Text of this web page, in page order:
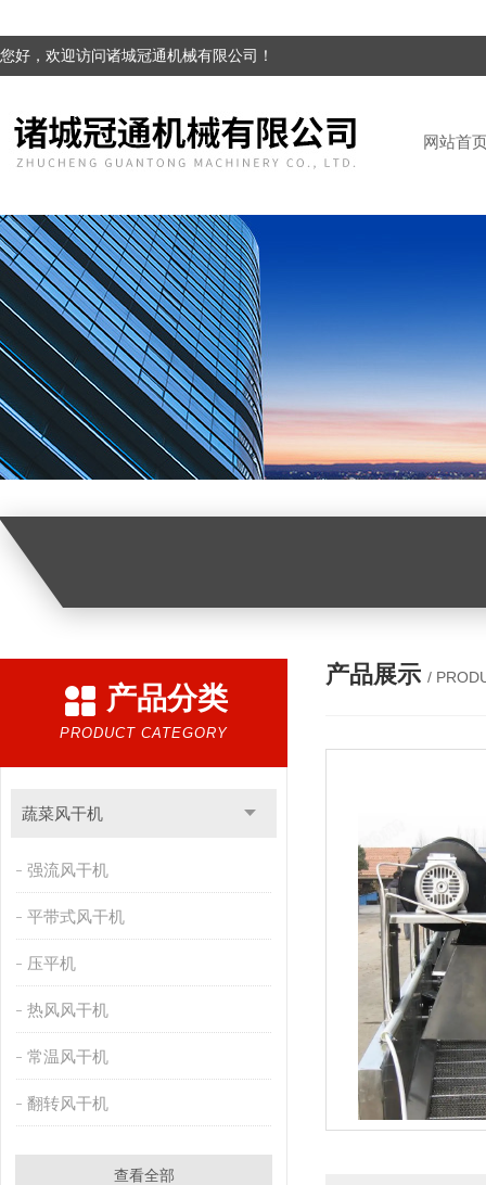
您好，欢迎访问诸城冠通机械有限公司！
网站首
产品分类
PRODUCT CATEGORY
蔬菜风干机
强流风干机
平带式风干机
压平机
热风风干机
常温风干机
翻转风干机
查看全部
产品展示 /